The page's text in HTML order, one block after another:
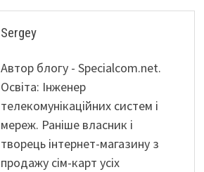
Sergey
Автор блогу - Specialcom.net.
Освіта: Інженер
телекомунікаційних систем і
мереж. Раніше власник і
творець інтернет-магазину з
продажу сім-карт усіх